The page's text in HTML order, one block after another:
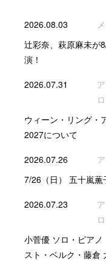
2026.08.03
辻彩奈、萩原麻未が
演！
2026.07.31
ウィーン・リング・
2027について
2026.07.26
7/26（日） 五十嵐
2026.07.23
小菅優 ソロ・ピア
スト・ベルク・藤倉